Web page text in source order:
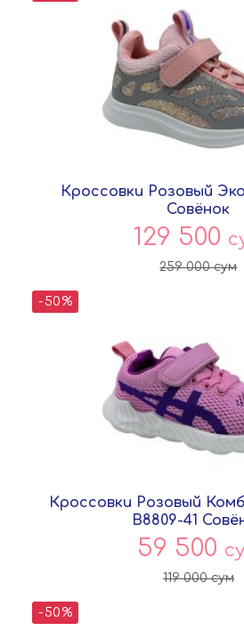
Кроссовки Розовый
Совёнок
129 500
259 000сум
-50%
Кроссовки Розовый
B8809-41
59 500
119 000сум
-50%